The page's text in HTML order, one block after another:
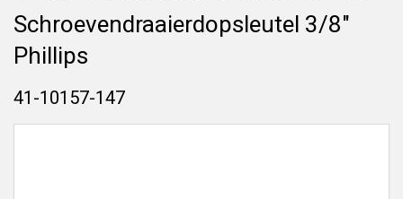
Schroevendraaierdopsleutel 3/8"
Phillips
41-10157-147